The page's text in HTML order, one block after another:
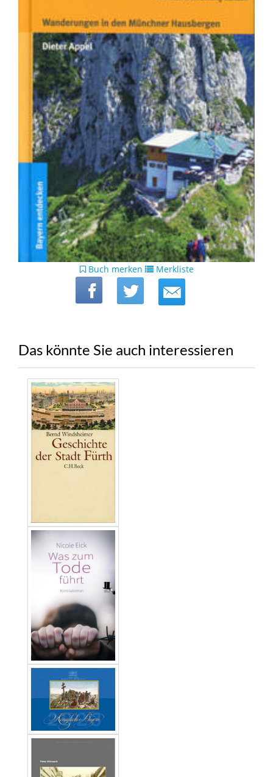
Buch merken Merkliste
Das könnte Sie auch interessieren